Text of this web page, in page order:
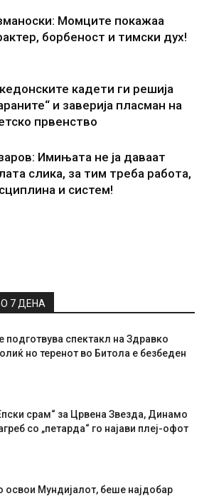
Момците покажаа
борбеност и тимски дух!
кадети ги решија
и заверија пласман на
првенство
Имињата не ја даваат
слика, за тим треба работа,
и систем!
7 ДЕНА
подготвува спектакл на Здравко
но теренот во Битола е безбеден
срам“ за Црвена Звезда, Динамо
со „петарда“ го најави плеј-офот
освои Мундијалот, беше најдобар